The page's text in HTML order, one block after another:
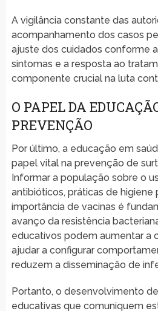
A vigilância constante das
acompanhamento dos casos
ajuste dos cuidados conforme
sintomas e a resposta ao
componente crucial na luta
O PAPEL DA
PREVENÇÃO
Por último, a educação em
papel vital na prevenção de
Informar a população sobre o
antibióticos, práticas de higiene
importância de vacinas é
avanço da resistência
educativos podem aumentar a
ajudar a configurar
reduzem a disseminação de
Portanto, o desenvolvimento
educativas que comuniquem